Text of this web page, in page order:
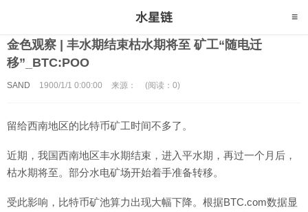
金色观察 | 丰水期结束枯水期将至 矿工“随电迁
移”_BTC:POO
SAND 1900/1/1 0:00:00 来源： (阅读：0)
留给西南地区的比特币矿工时间不多了。
近期，我国西南地区丰水期结束，进入平水期，再过一个月后，
枯水期将至。部分水电矿场开始着手准备转移。
受此影响，比特币矿池算力出现大幅下降。根据BTC.com数据显